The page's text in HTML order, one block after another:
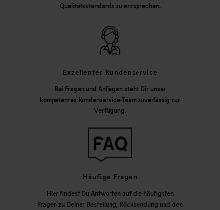
Qualitätsstandards zu entsprechen.
Exzellenter Kundenservice
Bei Fragen und Anliegen steht Dir unser
kompetentes Kundenservice-Team zuverlässig zur
Verfügung.
Häufige Fragen
Hier findest Du Antworten auf die häufigsten
Fragen zu Deiner Bestellung, Rücksendung und den